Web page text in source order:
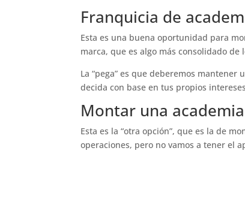
Franquicia de
Esta es una buena oportunidad para
marca, que es algo más consolidado
La “pega” es que deberemos
decida con base en tus propios
Montar una
Esta es la “otra opción”, que es la de
operaciones, pero no vamos a tener el